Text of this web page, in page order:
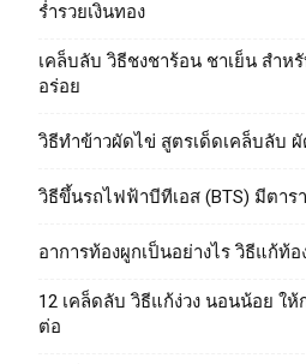
ร่ำรวยเงินทอง
เคล็บลับ วิธีชงชาร้อน ชาเย็น สำ
อร่อย
วิธีทําข้าวผัดไข่ สูตรเด็ดเคล็บลับ ผั
วิธีขึ้นรถไฟฟ้าบีทีเอส (BTS) มีตาร
อาการท้องผูกเป็นอย่างไร วิธีแก้ท้อ
12 เคล็ดลับ วิธีแก้ง่วง นอนน้อย ใ
ต่อ